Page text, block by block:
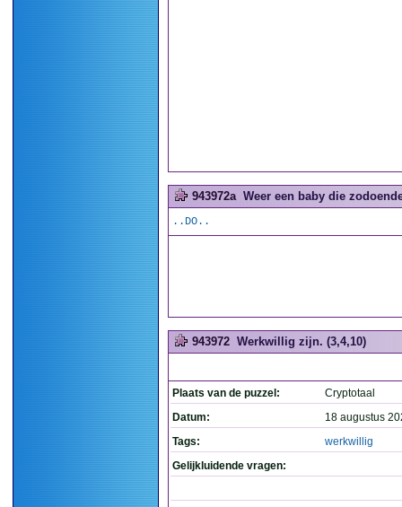
943972a Weer een baby die
..DO..
943972 Werkwillig zijn. (3,4,10)
Plaats van de puzzel:
Cryptotaal
Datum:
18 augustus
Tags:
werkwillig
Gelijkluidende vragen: